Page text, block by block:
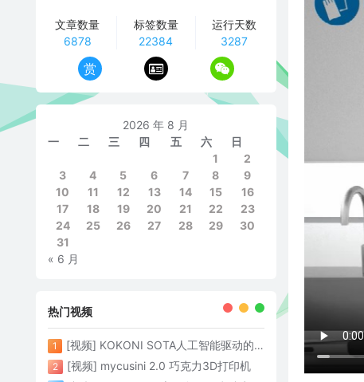
文章数量
6878
标签数量
22384
运行天数
3287
赏
2026 年 8 月
一
二 三 四 五 六
日
1
2
3
4 5 6 7 8
9
10
11 12 13 14 15
16
17
18 19 20 21 22
23
24
25 26 27 28 29
30
31
« 6 月
热门视频
1 [视频] KOKONI SOTA人工智能驱动的3D打印革命 倒立打印600mm/s
2 [视频] mycusini 2.0 巧克力3D打印机